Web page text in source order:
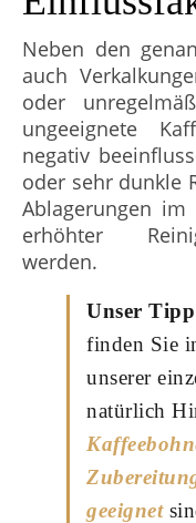
Neben den
auch
oder
ungeeignete
negativ
oder sehr dunkle
Ablagerungen
erhöhter
werden.
Unser
finden Sie
unserer
natürlich
geeignet